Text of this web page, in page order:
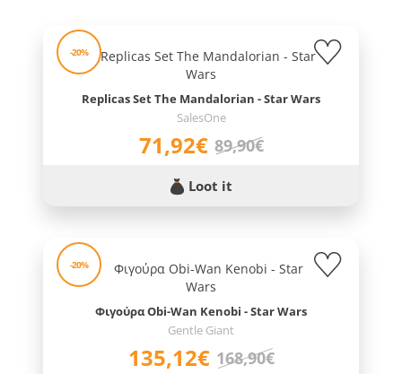
-20%
Replicas Set The Mandalorian - Star Wars
SalesOne
71,92€ 89,90€
Loot it
-20%
Φιγούρα Obi-Wan Kenobi - Star Wars
Gentle Giant
135,12€ 168,90€